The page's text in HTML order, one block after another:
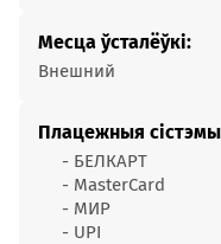
Месца ўсталёўкі:
Внешний
Плацежныя
- БЕЛКАРТ
- MasterCard
- МИР
- UPI